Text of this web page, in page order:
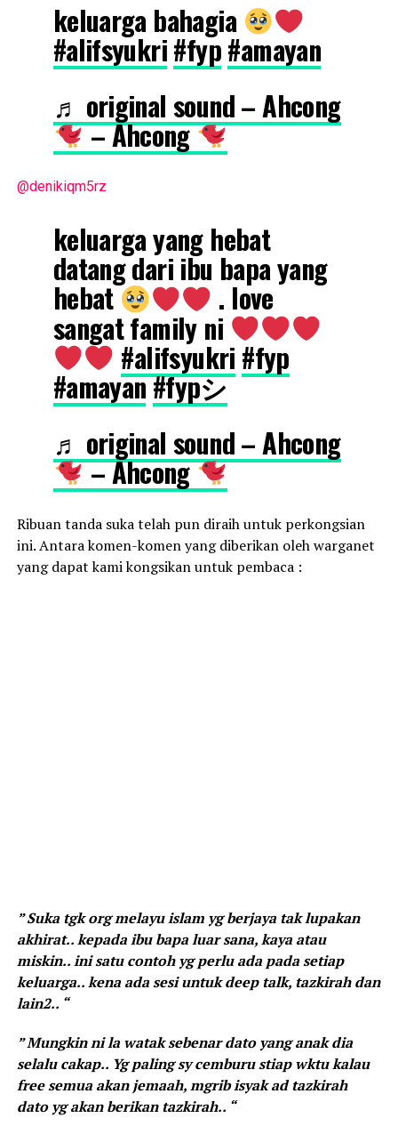
keluarga bahagia
#alifsyukri#fyp#amayan
♬ original sound – Ahcong
– Ahcong
@denikiqm5rz
keluarga yang hebat
datang dari ibu bapa yang
hebat . love
sangat family ni
#alifsyukri #fyp
#amayan#fypシ
♬ original sound – Ahcong
– Ahcong
Ribuan tanda suka telah pun diraih untuk perkongsian
ini. Antara komen-komen yang diberikan oleh warganet
yang dapat kami kongsikan untuk pembaca :
” Suka tgk org melayu islam yg berjaya tak lupakan
akhirat.. kepada ibu bapa luar sana, kaya atau
miskin.. ini satu contoh yg perlu ada pada setiap
keluarga.. kena ada sesi untuk deep talk, tazkirah dan
lain2.. “
” Mungkin ni la watak sebenar dato yang anak dia
selalu cakap.. Yg paling sy cemburu stiap wktu kalau
free semua akan jemaah, mgrib isyak ad tazkirah
dato yg akan berikan tazkirah.. “